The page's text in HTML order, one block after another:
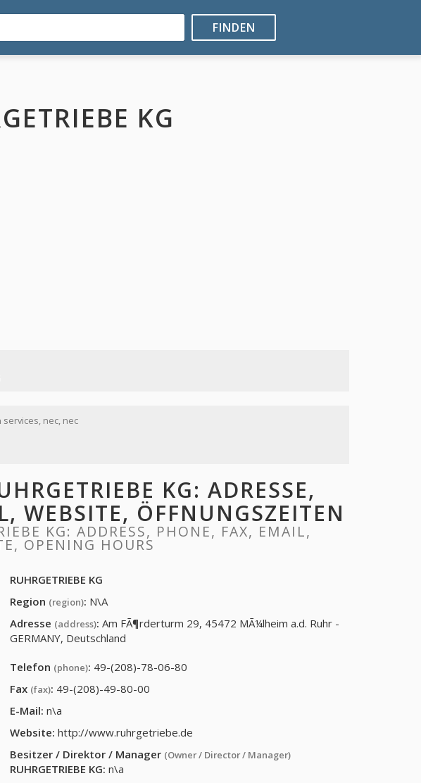
FINDEN
KG
nec, nec
KG: ADRESSE,
WEBSITE, ÖFFNUNGSZEITEN
KG: ADDRESS, PHONE, FAX, EMAIL,
OPENING HOURS
RUHRGETRIEBE KG
Region (region): N\A
Adresse (address): Am FÃ¶rderturm 29, 45472 MÃ¼lheim a.d. Ruhr -
GERMANY, Deutschland
Telefon (phone): 49-(208)-78-06-80
Fax (fax): 49-(208)-49-80-00
E-Mail: n\a
Website: http://www.ruhrgetriebe.de
Besitzer / Direktor / Manager (Owner / Director / Manager)
RUHRGETRIEBE KG: n\a